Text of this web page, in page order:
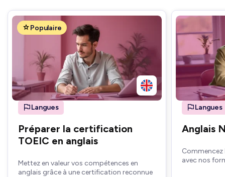
Populaire
Langues
Préparer la certification
TOEIC en anglais
Mettez en valeur vos compétences en
anglais grâce à une certification reconnue
Langues
Anglais
Commencez
avec nos